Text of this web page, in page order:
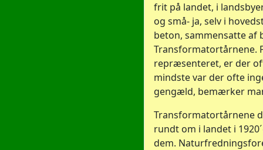
frit på landet, i
og små- ja, selv i
beton, sammensatte af
Transformatortårnene.
repræsenteret, er der
mindste var der ofte
gengæld, bemærker
Transformatortårnene
rundt om i landet i
dem.